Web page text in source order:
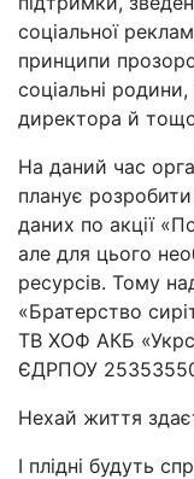
соціальної
принципи
соціальні
директора й
На даний час
планує
даних по акції
але для цього
ресурсів. Тому
«Братерство
ТВ ХОФ АКБ
ЄДРПОУ
Нехай життя
І плідні будуть